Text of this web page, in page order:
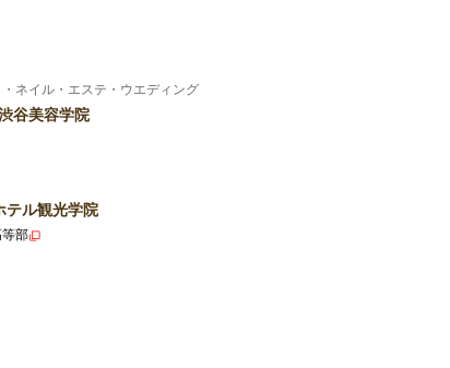
ネイル・エステ・ウエディング
谷美容学院
テル観光学院
部